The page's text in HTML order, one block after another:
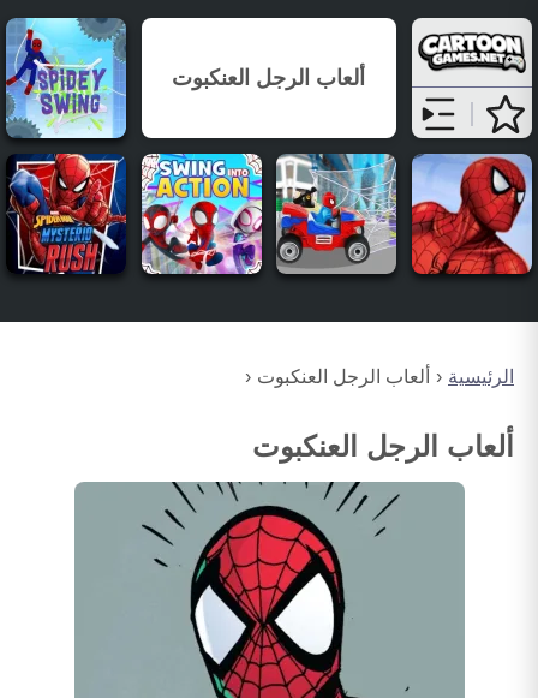
الرئيسية ألعاب الرجل العنكبوت
ألعاب الرجل العنكبوت
ألعاب الرجل العنكبوت